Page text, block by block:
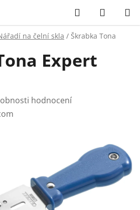
Hledat
KOŠÍK
na čelní skla / Škrabka Tona
Expert
hodnocení